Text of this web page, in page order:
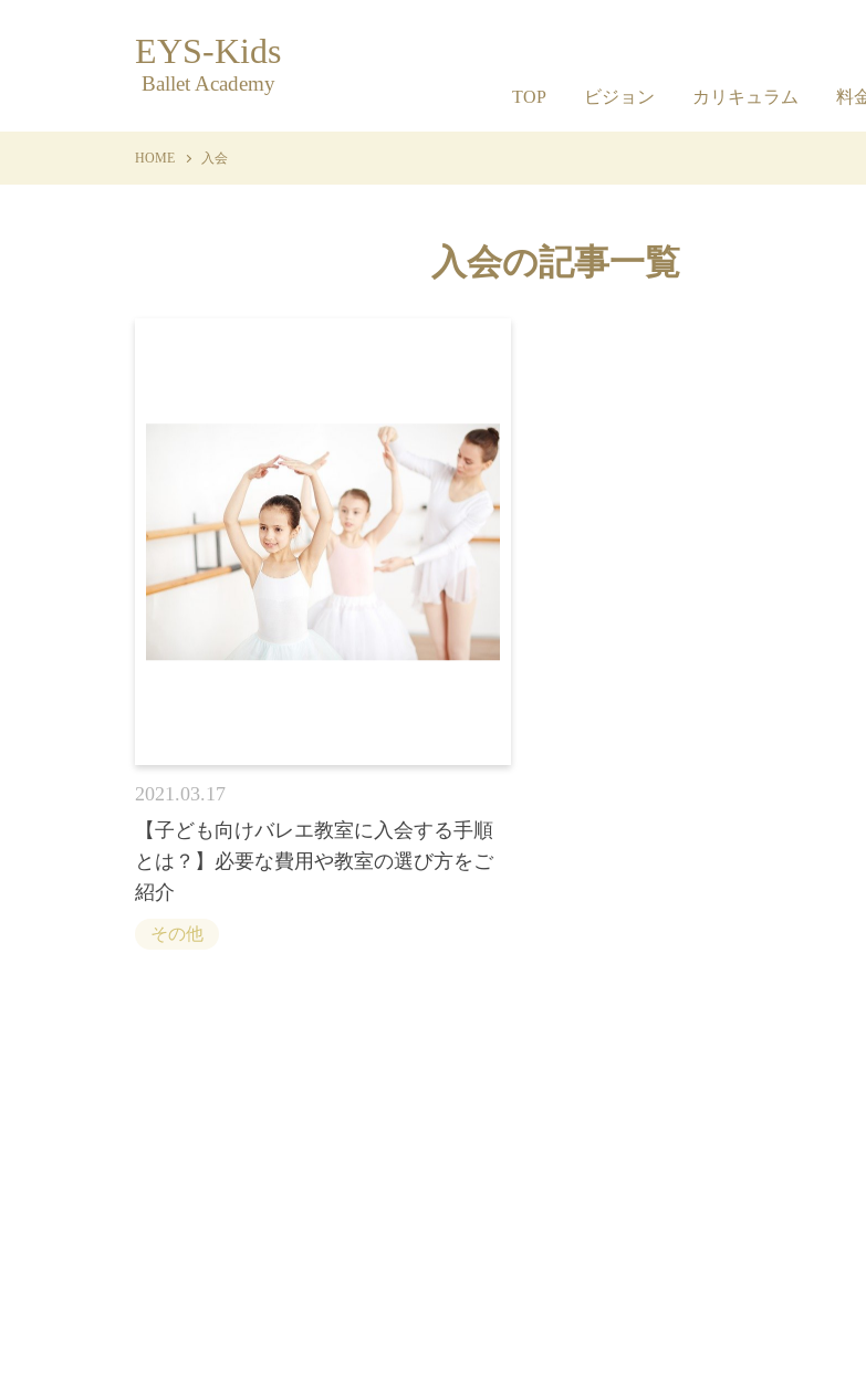
EYS-Kids
Ballet Academy
TOP ビジョン カリキュラム 料
HOME 入会
入会の記事一覧
2021.03.17
【子ども向けバレエ教室に入会する手順
とは？】必要な費用や教室の選び方をご
紹介
その他